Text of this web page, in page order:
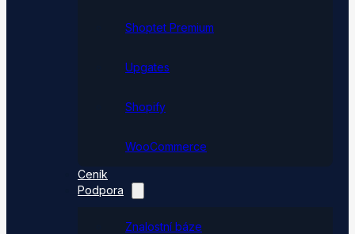
Shoptet Premium
Upgates
Shopify
WooCommerce
Ceník
Podpora
Znalostní báze